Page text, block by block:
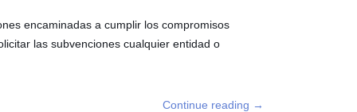
encaminadas a cumplir los compromisos
las subvenciones cualquier entidad o
Continue reading →